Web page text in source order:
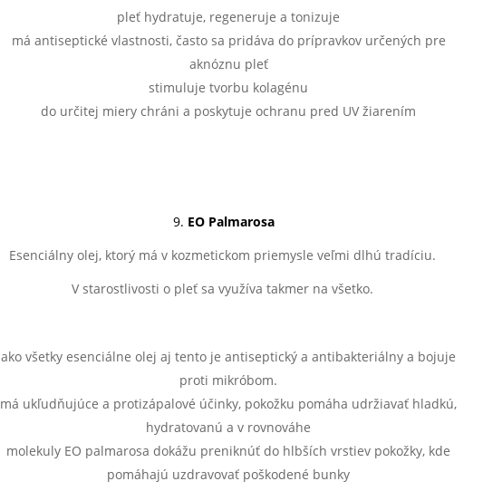
pleť hydratuje, regeneruje a tonizuje
má antiseptické vlastnosti, často sa pridáva do prípravkov určených pre
aknóznu pleť
stimuluje tvorbu kolagénu
do určitej miery chráni a poskytuje ochranu pred UV žiarením
9. EO Palmarosa
Esenciálny olej, ktorý má v kozmetickom priemysle veľmi dlhú tradíciu.
V starostlivosti o pleť sa využíva takmer na všetko.
ako všetky esenciálne olej aj tento je antiseptický a antibakteriálny a bojuje
proti mikróbom.
má ukľudňujúce a protizápalové účinky, pokožku pomáha udržiavať hladkú,
hydratovanú a v rovnováhe
molekuly EO palmarosa dokážu preniknúť do hlbších vrstiev pokožky, kde
pomáhajú uzdravovať poškodené bunky